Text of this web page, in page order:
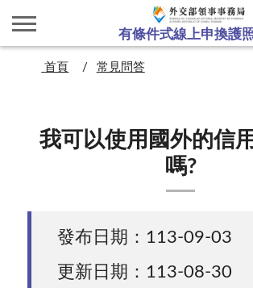
有條件式線上申換護
首頁 常見問答
我可以使用國外的信
嗎?
發布日期：113-09-03
更新日期：113-08-30